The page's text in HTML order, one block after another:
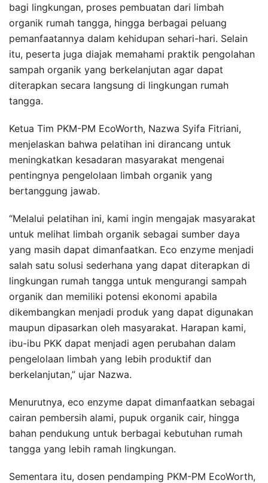
bagi lingkungan, proses pembuatan dari limbah
organik rumah tangga, hingga berbagai peluang
pemanfaatannya dalam kehidupan sehari-hari. Selain
itu, peserta juga diajak memahami praktik pengolahan
sampah organik yang berkelanjutan agar dapat
diterapkan secara langsung di lingkungan rumah
tangga.
Ketua Tim PKM-PM EcoWorth, Nazwa Syifa Fitriani,
menjelaskan bahwa pelatihan ini dirancang untuk
meningkatkan kesadaran masyarakat mengenai
pentingnya pengelolaan limbah organik yang
bertanggung jawab.
“Melalui pelatihan ini, kami ingin mengajak masyarakat
untuk melihat limbah organik sebagai sumber daya
yang masih dapat dimanfaatkan. Eco enzyme menjadi
salah satu solusi sederhana yang dapat diterapkan di
lingkungan rumah tangga untuk mengurangi sampah
organik dan memiliki potensi ekonomi apabila
dikembangkan menjadi produk yang dapat digunakan
maupun dipasarkan oleh masyarakat. Harapan kami,
ibu-ibu PKK dapat menjadi agen perubahan dalam
pengelolaan limbah yang lebih produktif dan
berkelanjutan,” ujar Nazwa.
Menurutnya, eco enzyme dapat dimanfaatkan sebagai
cairan pembersih alami, pupuk organik cair, hingga
bahan pendukung untuk berbagai kebutuhan rumah
tangga yang lebih ramah lingkungan.
Sementara itu, dosen pendamping PKM-PM EcoWorth,